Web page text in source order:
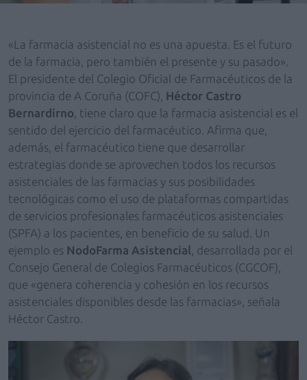
«La farmacia asistencial no es una apuesta. Es el futuro
de la farmacia, pero también el presente y su pasado».
El presidente del Colegio Oficial de Farmacéuticos de la
provincia de A Coruña (COFC), Héctor Castro
Bernardirno , tiene claro que la farmacia asistencial es el
sentido del ejercicio del farmacéutico. Afirma que,
además, el farmacéutico tiene que desarrollar
estrategias donde se aprovechen todos los recursos
asistenciales de las farmacias y sus posibilidades
tecnológicas como el uso de plataformas compartidas
de servicios profesionales farmacéuticos asistenciales
(SPFA) a los pacientes, en beneficio de su salud. Un
ejemplo es NodoFarma Asistencial , desarrollada por el
Consejo General de Colegios Farmacéuticos (CGCOF),
que «genera coherencia y cohesión en los recursos
asistenciales disponibles desde las farmacias», señala
Héctor Castro.